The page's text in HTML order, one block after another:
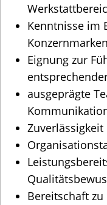
Kenntnisse im
Eignung zur
ausgeprägte
Zuverlässigkeit
Bereitschaft